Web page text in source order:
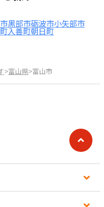
黒部市砺波市小矢部市
入善町朝日町
>富山県>富山市